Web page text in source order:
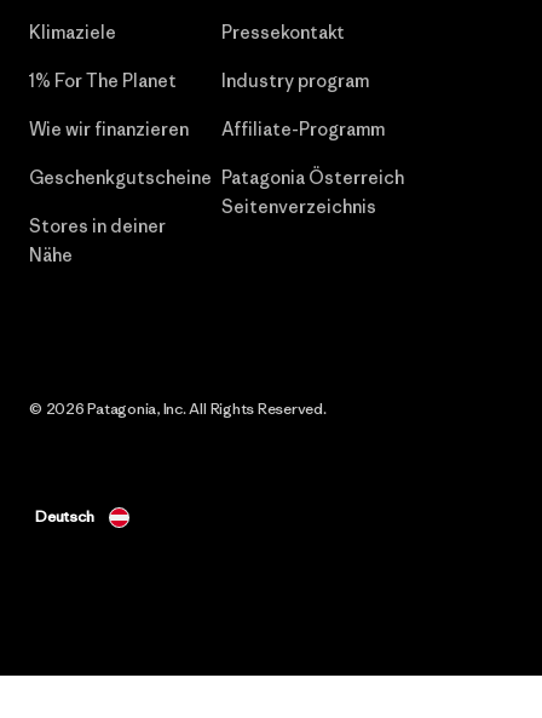
Klimaziele
1% For The Planet
Wie wir finanzieren
Geschenkgutscheine
Stores in deiner
Nähe
Pressekontakt
Industry program
Affiliate-Programm
Patagonia Österreich
Seitenverzeichnis
© 2026 Patagonia, Inc. All Rights Reserved.
Deutsch